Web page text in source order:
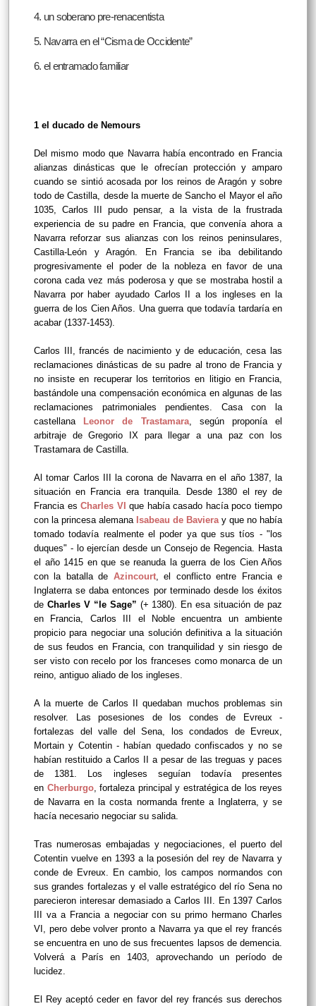
4. un soberano pre-renacentista
5. Navarra en el “Cisma de Occidente”
6. el entramado familiar
1 el ducado de Nemours
Del mismo modo que Navarra había encontrado en Francia
alianzas dinásticas que le ofrecían protección y amparo
cuando se sintió acosada por los reinos de Aragón y sobre
todo de Castilla, desde la muerte de Sancho el Mayor el año
1035, Carlos III pudo pensar, a la vista de la frustrada
experiencia de su padre en Francia, que convenía ahora a
Navarra reforzar sus alianzas con los reinos peninsulares,
Castilla-León y Aragón. En Francia se iba debilitando
progresivamente el poder de la nobleza en favor de una
corona cada vez más poderosa y que se mostraba hostil a
Navarra por haber ayudado Carlos II a los ingleses en la
guerra de los Cien Años. Una guerra que todavía tardaría en
acabar (1337-1453).
Carlos III, francés de nacimiento y de educación, cesa las
reclamaciones dinásticas de su padre al trono de Francia y
no insiste en recuperar los territorios en litigio en Francia,
bastándole una compensación económica en algunas de las
reclamaciones patrimoniales pendientes. Casa con la
castellana
Leonor de Trastamara, según proponía el
arbitraje de Gregorio IX para llegar a una paz con los
Trastamara de Castilla.
Al tomar Carlos III la corona de Navarra en el año 1387, la
situación en Francia era tranquila. Desde 1380 el rey de
Francia esCharles VIque había casado hacía poco tiempo
con la princesa alemana Isabeau de Baviera y que no había
tomado todavía realmente el poder ya que sus tíos - "los
duques" - lo ejercían desde un Consejo de Regencia. Hasta
el año 1415 en que se reanuda la guerra de los Cien Años
con la batalla de Azincourt, el conflicto entre Francia e
Inglaterra se daba entonces por terminado desde los éxitos
de Charles V “le Sage” (+ 1380). En esa situación de paz
en Francia, Carlos III el Noble encuentra un ambiente
propicio para negociar una solución definitiva a la situación
de sus feudos en Francia, con tranquilidad y sin riesgo de
ser visto con recelo por los franceses como monarca de un
reino, antiguo aliado de los ingleses.
A la muerte de Carlos II quedaban muchos problemas sin
resolver. Las posesiones de los condes de Evreux -
fortalezas del valle del Sena, los condados de Evreux,
Mortain y Cotentin - habían quedado confiscados y no se
habían restituido a Carlos II a pesar de las treguas y paces
de 1381.
Los ingleses seguían todavía presentes
en Cherburgo, fortaleza principal y estratégica de los reyes
de Navarra en la costa normanda frente a Inglaterra, y se
hacía necesario negociar su salida.
Tras numerosas embajadas y negociaciones, el puerto del
Cotentin vuelve en 1393 a la posesión del rey de Navarra y
conde de Evreux. En cambio, los campos normandos con
sus grandes fortalezas y el valle estratégico del río Sena no
parecieron interesar demasiado a Carlos III. En 1397 Carlos
va a Francia a negociar con su primo hermano Charles
VI, pero debe volver pronto a Navarra ya que el rey francés
se encuentra en uno de sus frecuentes lapsos de demencia.
Volverá a París en 1403, aprovechando un período de
lucidez.
El Rey aceptó ceder en favor del rey francés sus derechos